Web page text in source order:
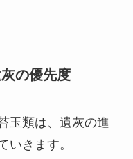
の優先度
玉類は、遺灰の進
いきます。